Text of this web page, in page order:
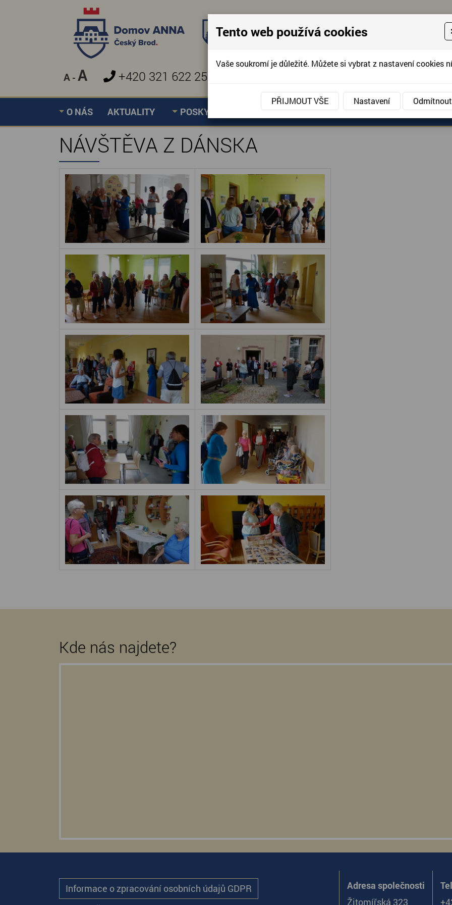
A - A +420 321 622 257 KONTAKTUJTE
O NÁS AKTUALITY POSKYTOVANÉ SLUŽBY AKCE, FOTOGRAFIE
Úvodní stránka » NÁVŠTĚVA Z DÁNSKA
NÁVŠTĚVA Z DÁNSKA
Kde nás najdete?
Adresa společnosti
Žitomířská 323
Informace o zpracování osobních údajů GDPR
Tento web používá cookies
Vaše soukromí je důležité. Můžete si vybrat z nastavení cookies
PŘIJMOUT VŠE Nastavení Odmítnout